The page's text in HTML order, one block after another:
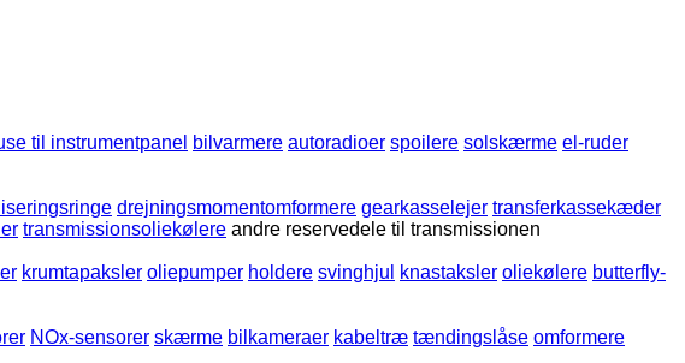
til instrumentpanel bilvarmere autoradioer spoilere solskærme el-ruder
drejningsmomentomformere gearkasselejer transferkassekæder
transmissionsoliekølere andre reservedele til transmissionen
krumtapaksler oliepumper holdere svinghjul knastaksler oliekølere butterfly-
NOx-sensorer skærme bilkameraer kabeltræ tændingslåse omformere